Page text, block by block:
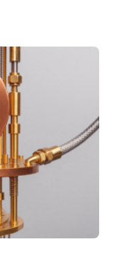
Thorium-
jahrzehntelang
2024 gelang
Durchbruch:
wurde
dass sich